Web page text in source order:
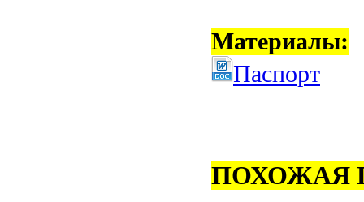
Материалы:
Паспорт
ПОХОЖАЯ